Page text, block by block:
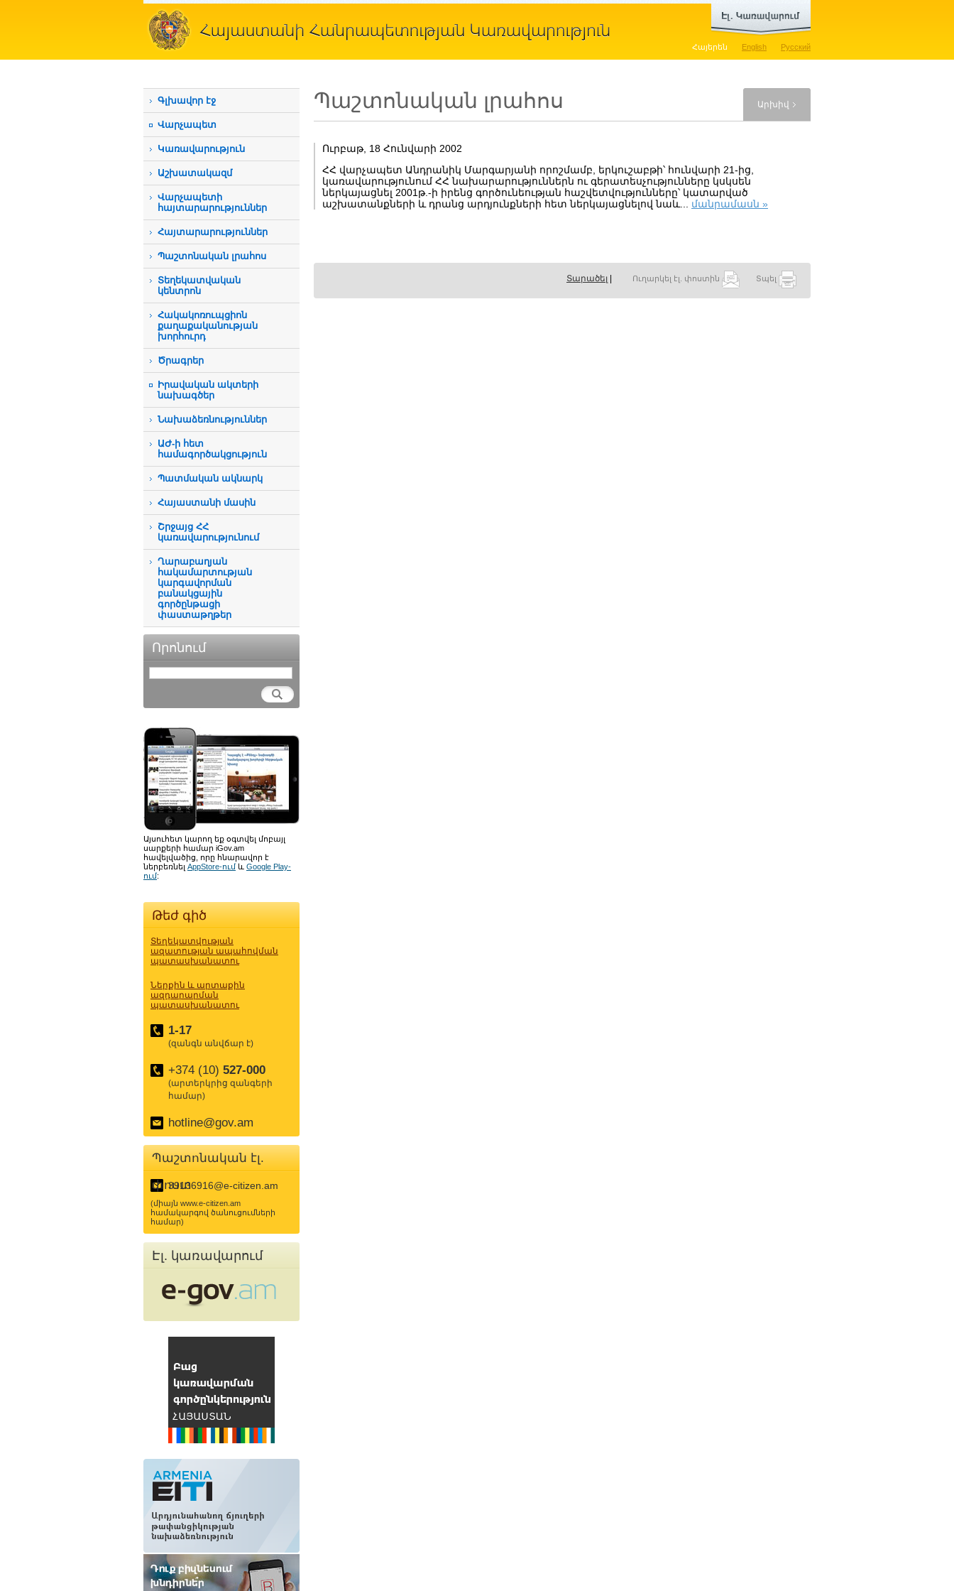
Հայերեն English Русский
Գլխավոր էջ
Վարչապետ
Կառավարություն
Աշխատակազմ
Վարչապետի
հայտարարություններ
Հայտարարություններ
Պաշտոնական լրահոս
Տեղեկատվական
կենտրոն
Հակակոռուպցիոն
քաղաքականության
խորհուրդ
Ծրագրեր
Իրավական ակտերի
նախագծեր
Նախաձեռնություններ
ԱԺ-ի հետ
համագործակցություն
Պատմական ակնարկ
Հայաստանի մասին
Շրջայց ՀՀ
կառավարությունում
Ղարաբաղյան
հակամարտության
կարգավորման
բանակցային
գործընթացի
փաստաթղթեր
Որոնում
Այսուհետ կարող եք օգտվել մոբայլ
սարքերի համար iGov.am
հավելվածից, որը հնարավոր է
ներբեռնել AppStore-ում և Google Play-
ում:
Թեժ գիծ
Տեղեկատվության
ազատության ապահովման
պատասխանատու
Ներքին և արտաքին
ազդարարման
պատասխանատու
1-17
(զանգն անվճար է)
+374 (10) 527-000
(արտերկրից զանգերի
համար)
hotline@gov.am
Պաշտոնական էլ.
փոստ
39136916@e-citizen.am
(միայն www.e-citizen.am
համակարգով ծանուցումների
համար)
Էլ. կառավարում
Պաշտոնական լրահոս Արխիվ
Ուրբաթ, 18 Հունվարի 2002
ՀՀ վարչապետ Անդրանիկ Մարգարյանի որոշմամբ, երկուշաբթի՝ հունվարի 21-ից,
կառավարությունում ՀՀ նախարարություններն ու գերատեսչությունները կսկսեն
ներկայացնել 2001թ.-ի իրենց գործունեության հաշվետվությունները՝ կատարված
աշխատանքների և դրանց արդյունքների հետ ներկայացնելով նաև... մանրամասն »
Տարածել Ուղարկել էլ. փոստին Տպել